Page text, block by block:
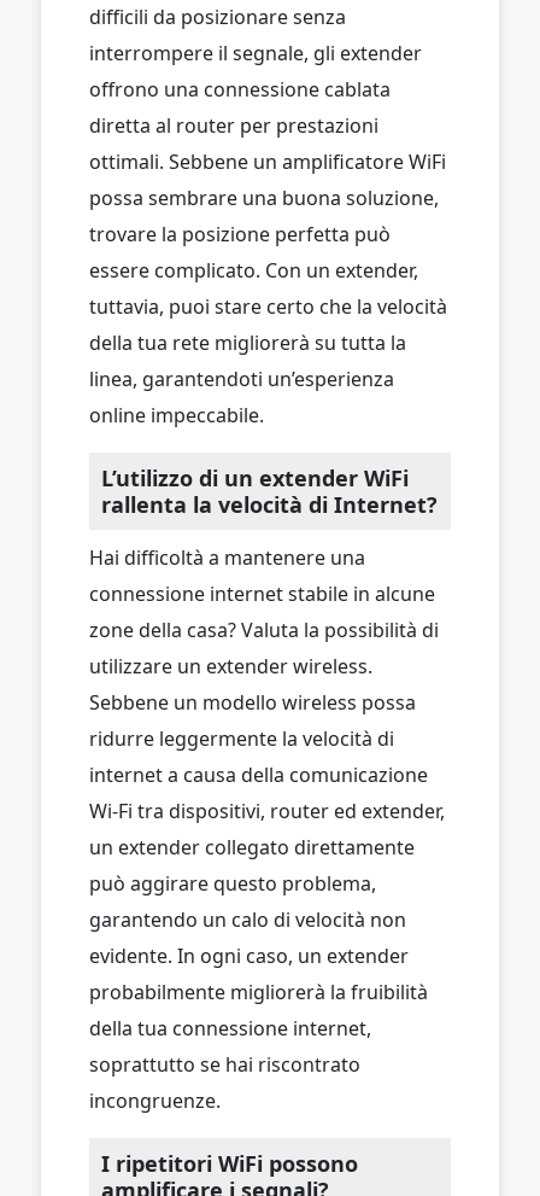
difficili da posizionare senza
interrompere il segnale, gli extender
offrono una connessione cablata
diretta al router per prestazioni
ottimali. Sebbene un amplificatore WiFi
possa sembrare una buona soluzione,
trovare la posizione perfetta può
essere complicato. Con un extender,
tuttavia, puoi stare certo che la velocità
della tua rete migliorerà su tutta la
linea, garantendoti un’esperienza
online impeccabile.
L’utilizzo di un extender WiFi
rallenta la velocità di Internet?
Hai difficoltà a mantenere una
connessione internet stabile in alcune
zone della casa? Valuta la possibilità di
utilizzare un extender wireless.
Sebbene un modello wireless possa
ridurre leggermente la velocità di
internet a causa della comunicazione
Wi-Fi tra dispositivi, router ed extender,
un extender collegato direttamente
può aggirare questo problema,
garantendo un calo di velocità non
evidente. In ogni caso, un extender
probabilmente migliorerà la fruibilità
della tua connessione internet,
soprattutto se hai riscontrato
incongruenze.
I ripetitori WiFi possono
amplificare i segnali?